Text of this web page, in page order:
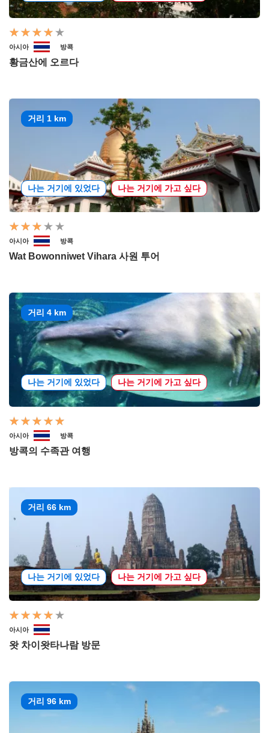
아시아 방콕
황금산에 오르다
거리 1 km
나는 거기에 있었다 나는 거기에 가고 싶다
아시아 방콕
Wat Bowonniwet Vihara 사원 투어
거리 4 km
나는 거기에 있었다 나는 거기에 가고 싶다
아시아 방콕
방콕의 수족관 여행
거리 66 km
나는 거기에 있었다 나는 거기에 가고 싶다
아시아
왓 차이왓타나람 방문
거리 96 km